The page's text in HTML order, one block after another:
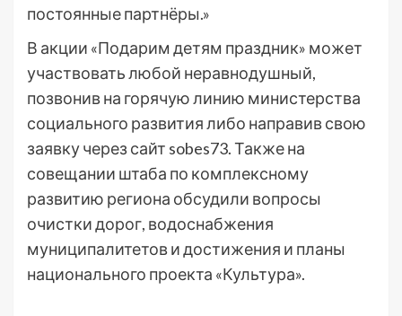
постоянные партнёры.»
В акции «Подарим детям праздник» может
участвовать любой неравнодушный,
позвонив на горячую линию министерства
социального развития либо направив свою
заявку через сайт sobes73. Также на
совещании штаба по комплексному
развитию региона обсудили вопросы
очистки дорог, водоснабжения
муниципалитетов и достижения и планы
национального проекта «Культура».